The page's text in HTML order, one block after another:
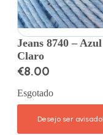
Jeans 8740 – Azul
Claro
€8.00
Esgotado